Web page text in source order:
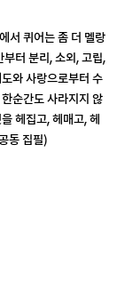
서 퀴어는 좀 더 멜랑
터 분리, 소외, 고립,
와 사랑으로부터 수
순간도 사라지지 않
헤집고, 헤매고, 헤
동 집필)